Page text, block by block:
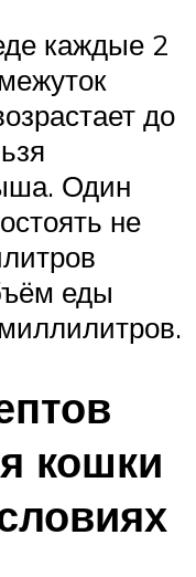
каждые 2
до
Один
не
еды
кошки